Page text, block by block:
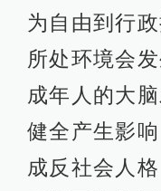
为自由到行
所处环境会
成年人的大
健全产生影
成反社会人